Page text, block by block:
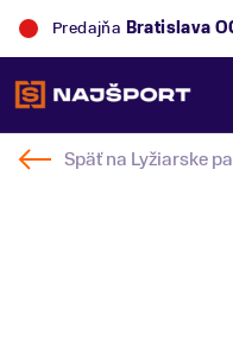
Predajňa Bratislava
Späť na Lyžiarske